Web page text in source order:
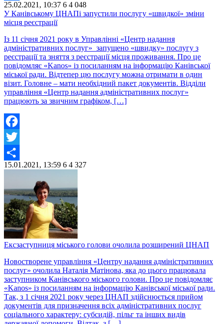
Share
25.02.2021, 10:37 6 4 048
У Канівському ЦНАПі запустили послугу «швидкої» зміни
місця реєстрації
Із 11 січня 2021 року в Управлінні «Центр надання
адміністративних послуг» запущено «швидку» послугу з
реєстрації та зняття з реєстрації місця проживання. Про це
повідомляє «Kanos» із посиланням на інформацію Канівської
міської ради. Відтепер цю послугу можна отримати в один
візит. Головне – мати необхідний пакет документів. Відділи
управління «Центр надання адміністративних послуг»
працюють за звичним графіком, […]
Facebook
Twitter
Share
15.01.2021, 13:59 6 4 327
Ексзаступниця міського голови очолила розширений ЦНАП
Новостворене управління «Центру надання адміністративних
послуг» очолила Наталія Матінова, яка до цього працювала
заступником Канівського міського голови. Про це повідомляє
«Kanos» із посиланням на інформацію Канівської міської ради.
Так, з 1 січня 2021 року через ЦНАП здійснюється прийом
документів для призначення всіх адміністративних послуг
соціального характеру: субсидій, пільг та інших видів